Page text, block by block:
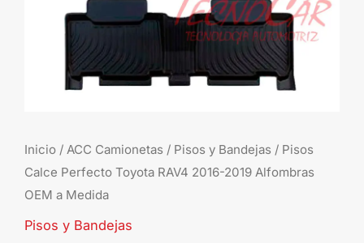
Inicio / ACC Camionetas / Pisos y Bandejas / Pisos
Calce Perfecto Toyota RAV4 2016-2019 Alfombras
OEM a Medida
Pisos y Bandejas
cantidad